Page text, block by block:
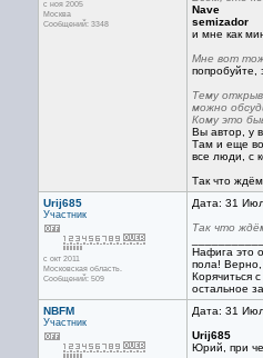
с ноя 2005
Москва
Сообщений: 3348
Nave
semizador
и мне как
Мне вот
попробуйте,
Тему
можно
Кому это
Вы автор, у
Там и еще
все люди, с
Так что
Urij685
Участник
с окт 2011
Московская область.
Сообщений: 509
Дата: 31
Так что
Нафига это
пола! Верно,
Корячиться
остальное
NBFM
Участник
Дата: 31
Urij685
Юрий, при